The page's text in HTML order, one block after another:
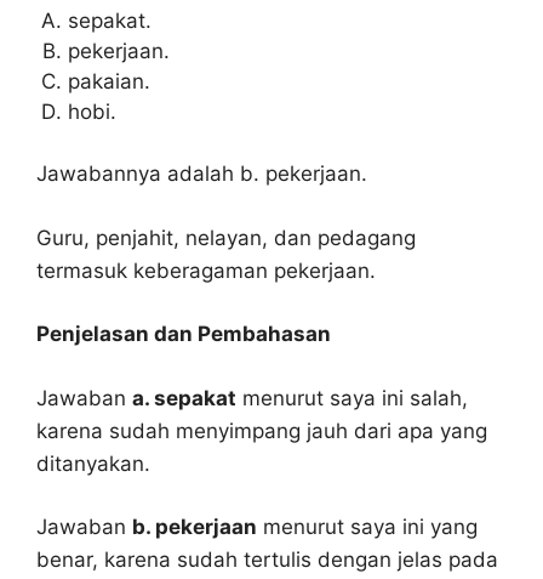
sepakat.
pekerjaan.
pakaian.
hobi.
Jawabannya adalah b. pekerjaan.
Guru, penjahit, nelayan, dan pedagang
termasuk keberagaman pekerjaan.
Penjelasan dan Pembahasan
Jawaban a. sepakat menurut saya ini salah,
karena sudah menyimpang jauh dari apa yang
ditanyakan.
Jawaban b. pekerjaan menurut saya ini yang
benar, karena sudah tertulis dengan jelas pada